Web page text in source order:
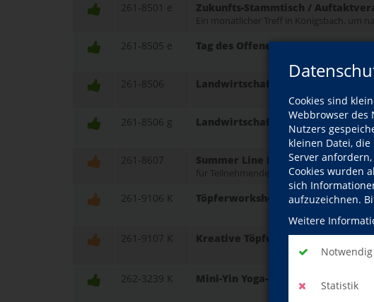
Cookies sind
Webbrowser des
Nutzers
kleinen Datei,
Server
Cookies wurden
sich
aufzuzeichnen.
Weitere
Notwendig
Statistik
261-8501 e Zukunfts-Stammtisch /
Ein monatlicher Treff in Königsbach, um
261-8505 e Tag des Offenen Denkmals im
261-8506 Landwirtschaft durchs Jahr
261-8506 g Landwirtschaft durchs Jahr
261-8607 Summer Line Dance
für Teilnehmende mit erweiterten
261-9106 K Töpferworkshop: Bunte
261-9107 K
Kreative Töpferwerkstatt
262-3239 K
Mini-Yin Yoga-Retreat Auszeit am